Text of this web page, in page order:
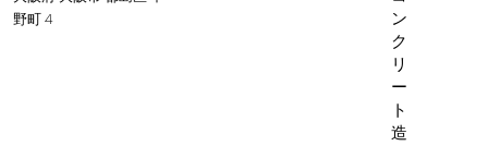
野町 4
ン
ク
リ
ー
ト
造